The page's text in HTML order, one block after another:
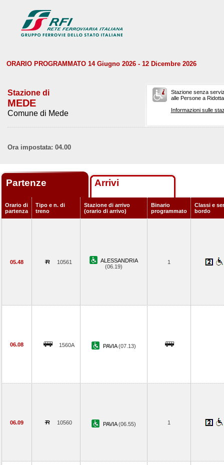
ORARIO PROGRAMMATO 14 Giugno 2026 - 12 Dicembre 2026
Stazione di
MEDE
Comune di Mede
Stazione senza
alle Persone a
Informazioni sulle
Ora impostata: 04.00
Partenze Arrivi
Orario di
partenza
Tipo e n. di
treno
Stazione di arrivo
(orario di arrivo)
Binario
programmato
Classi e
bordo
05.48 10561
ALESSANDRIA
(06.19)
1
06.08 1560A PAVIA(07.13)
06.09 10560 PAVIA(06.55) 1